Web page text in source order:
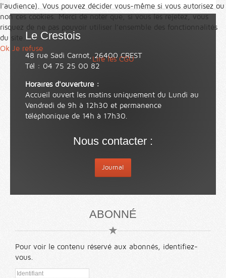
Le Crestois
48 rue Sadi Carnot, 26400 CREST
Tél : 04 75 25 00 82
Horaires d'ouverture :
Accueil ouvert les matins uniquement du Lundi au
Vendredi de 9h à 12h30 et permanence
téléphonique de 14h à 17h30.
Nous contacter :
Journal
ABONNÉ
Pour voir le contenu réservé aux abonnés, identifiez-
vous.
l'audience). Vous pouvez décider vous-même si vous autorisez ou
non ces cookies. Merci de noter que, si vous les rejetez, vous
risquez de ne pas pouvoir utiliser l’ensemble des fonctionnalités
du site.
Ok Je refuse
Lire les CGU